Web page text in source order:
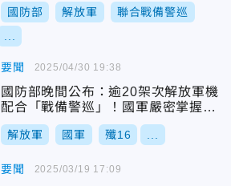
國防部 解放軍 聯合戰備警巡
要聞
國防部晚間公布：逾20架次解放軍機
配合「戰備警巡」！國軍嚴密掌握應
處
解放軍 國軍 殲16
2025/04/30 19:38
要聞 2025/03/19 17:09